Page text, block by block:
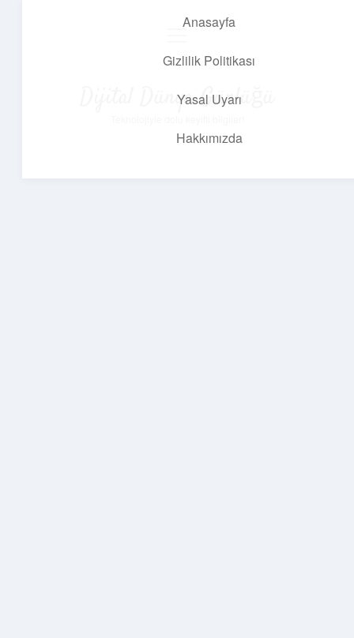
Anasayfa
Gizlilik Politikası
Yasal Uyarı
Hakkımızda
Dijital Dünya Günlüğü